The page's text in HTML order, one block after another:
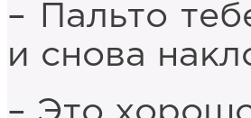
– Пальто
и снова